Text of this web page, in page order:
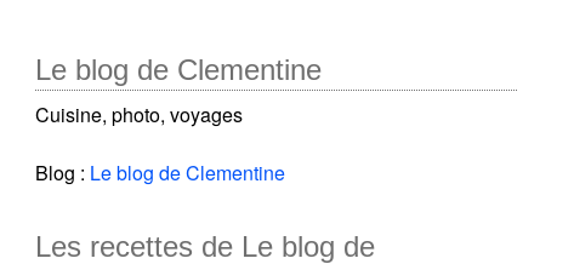
Le blog de Clementine
Cuisine, photo, voyages
Blog : Le blog de Clementine
Les recettes de Le blog de